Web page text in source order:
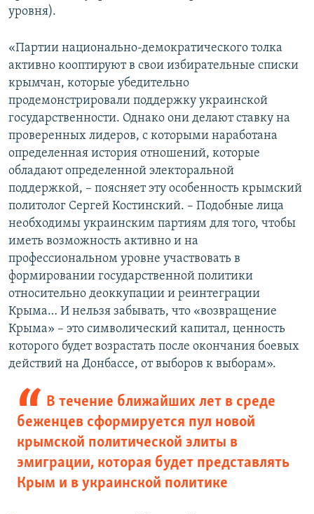
уровня).
«Партии национально-демократического толка
активно кооптируют в свои избирательные списки
крымчан, которые убедительно
продемонстрировали поддержку украинской
государственности. Однако они делают ставку на
проверенных лидеров, с которыми наработана
определенная история отношений, которые
обладают определенной электоральной
поддержкой, – поясняет эту особенность крымский
политолог Сергей Костинский. – Подобные лица
необходимы украинским партиям для того, чтобы
иметь возможность активно и на
профессиональном уровне участвовать в
формировании государственной политики
относительно деоккупации и реинтеграции
Крыма… И нельзя забывать, что «возвращение
Крыма» – это символический капитал, ценность
которого будет возрастать после окончания боевых
действий на Донбассе, от выборов к выборам».
В течение ближайших лет в среде
беженцев сформируется пул новой
крымской политической элиты в
эмиграции, которая будет представлять
Крым и в украинской политике